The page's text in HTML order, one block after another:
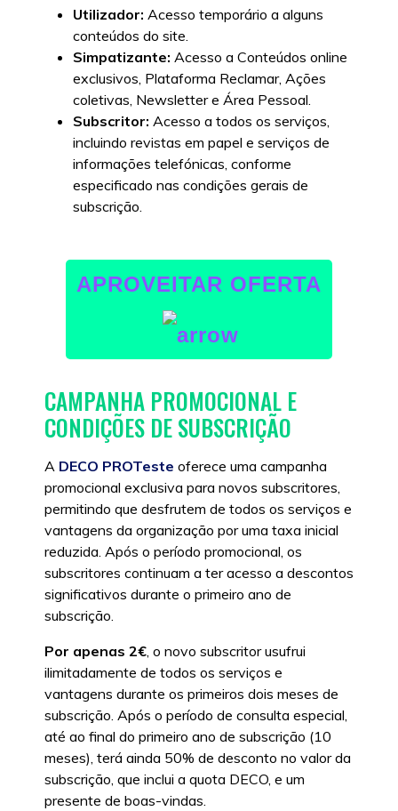
Utilizador: Acesso temporário a alguns
conteúdos do site.
Simpatizante: Acesso a Conteúdos online
exclusivos, Plataforma Reclamar, Ações
coletivas, Newsletter e Área Pessoal.
Subscritor: Acesso a todos os serviços,
incluindo revistas em papel e serviços de
informações telefónicas, conforme
especificado nas condições gerais de
subscrição.
APROVEITAR OFERTA
CAMPANHA PROMOCIONAL E
CONDIÇÕES DE SUBSCRIÇÃO
A DECO PROTeste oferece uma campanha
promocional exclusiva para novos subscritores,
permitindo que desfrutem de todos os serviços e
vantagens da organização por uma taxa inicial
reduzida. Após o período promocional, os
subscritores continuam a ter acesso a descontos
significativos durante o primeiro ano de
subscrição.
Por apenas 2€, o novo subscritor usufrui
ilimitadamente de todos os serviços e
vantagens durante os primeiros dois meses de
subscrição. Após o período de consulta especial,
até ao final do primeiro ano de subscrição (10
meses), terá ainda 50% de desconto no valor da
subscrição, que inclui a quota DECO, e um
presente de boas-vindas.